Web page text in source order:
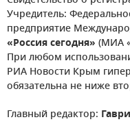
Учредитель:
предприятие
«Россия сегодня» (МИА
При любом
РИА Новости Крым
обязательна не ниже
Главный редактор: